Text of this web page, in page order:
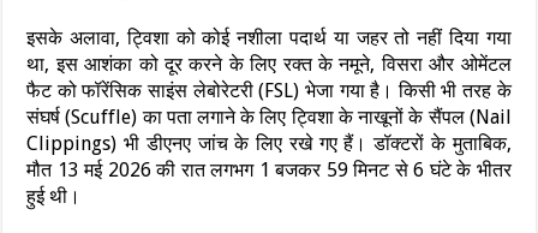
इसके अलावा, ट्विशा को कोई नशीला पदार्थ या जहर तो नहीं दिया गया
था, इस आशंका को दूर करने के लिए रक्त के नमूने, विसरा और ओमेंटल
फैट को फॉरेंसिक साइंस लेबोरेटरी (FSL) भेजा गया है। किसी भी तरह के
संघर्ष (Scuffle) का पता लगाने के लिए ट्विशा के नाखूनों के सैंपल (Nail
Clippings) भी डीएनए जांच के लिए रखे गए हैं। डॉक्टरों के मुताबिक,
मौत 13 मई 2026 की रात लगभग 1 बजकर 59 मिनट से 6 घंटे के भीतर
हुई थी।